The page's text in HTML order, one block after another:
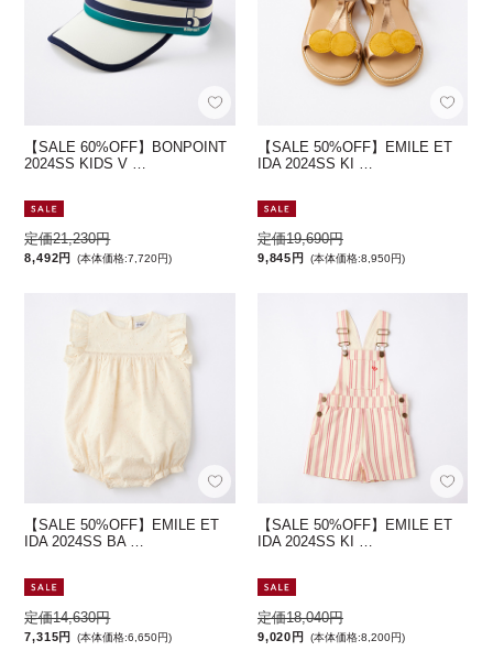
【SALE 60%OFF】BONPOINT
2024SS KIDS V …
定価21,230円
8,492円 (本体価格:7,720円)
【SALE 50%OFF】EMILE ET
IDA 2024SS KI …
定価19,690円
9,845円 (本体価格:8,950円)
【SALE 50%OFF】EMILE ET
IDA 2024SS BA …
定価14,630円
7,315円 (本体価格:6,650円)
【SALE 50%OFF】EMILE ET
IDA 2024SS KI …
定価18,040円
9,020円 (本体価格:8,200円)